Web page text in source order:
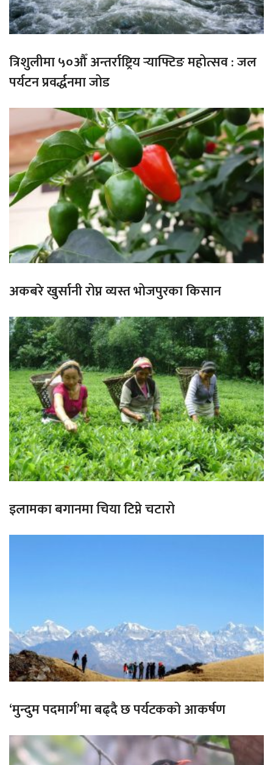
त्रिशुलीमा ५०औँ अन्तर्राष्ट्रिय र्‍याफ्टिङ महोत्सव : जल
पर्यटन प्रवर्द्धनमा जोड
अकबरे खुर्सानी रोप्न व्यस्त भोजपुरका किसान
इलामका बगानमा चिया टिप्ने चटारो
‘मुन्दुम पदमार्ग’मा बढ्दै छ पर्यटकको आकर्षण